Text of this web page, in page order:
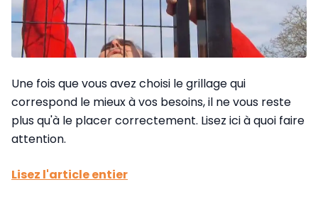
Une fois que vous avez choisi le grillage qui
correspond le mieux à vos besoins, il ne vous reste
plus qu'à le placer correctement. Lisez ici à quoi faire
attention.
Lisez l'article entier